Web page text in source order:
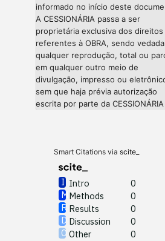
informado no início deste
A CESSIONÁRIA passa a ser
proprietária exclusiva dos direitos
referentes à OBRA, sendo vedada
qualquer reprodução, total ou
em qualquer outro meio de
divulgação, impresso ou
sem que haja prévia autorização
escrita por parte da CESSIONÁRIA
Smart Citations via scite_
Intro
0
Methods
0
Results
0
Discussion
0
Other
0